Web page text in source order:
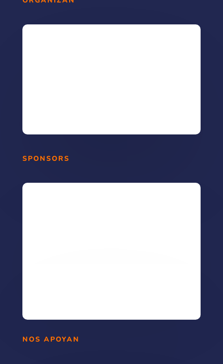
SPONSORS
NOS APOYAN